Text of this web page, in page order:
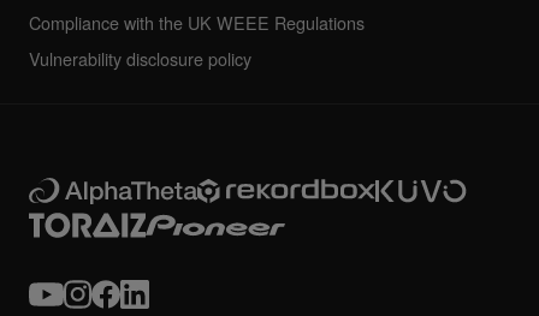
Compliance with the UK WEEE Regulations
Vulnerability disclosure policy